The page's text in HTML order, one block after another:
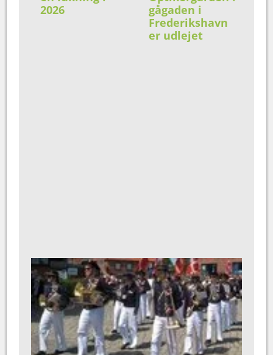
2026
gågaden i
Frederikshavn
er udlejet